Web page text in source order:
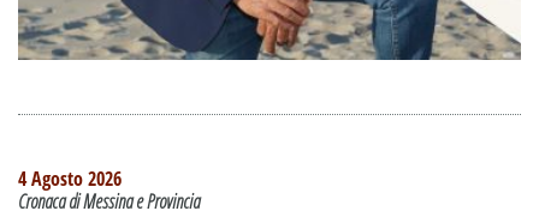
4 Agosto 2026
Cronaca di Messina e Provincia